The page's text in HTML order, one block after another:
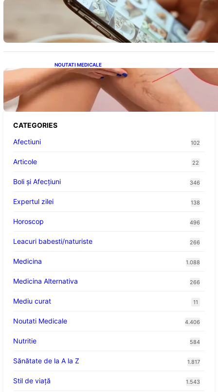
Revoluția Bateriilor pentru Telefoane:
Avantaje, Provocări și Viitorul Tehnologiei
Energetice
NOUTATI MEDICALE
Varicele și Umflarea Picioarelor pe Caniculă:
Înțelegerea Simptomelor și Măsurilor de
Prevenție
CATEGORIES
Afectiuni
102
Articole 22
Boli și Afecțiuni 346
Expertul zilei 138
Horoscop 496
Leacuri babesti/naturiste 266
Medicina 1.088
Medicina Alternativa 266
Mediu curat 11
Noutati Medicale 4.406
Nutritie 584
Sănătate de la A la Z 1.817
Stil de viaţă 1.543